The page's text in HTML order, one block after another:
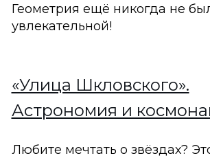
Геометрия ещё никогда не
увлекательной!
«Улица Шкловского».
Астрономия и
Любите мечтать о звёздах?